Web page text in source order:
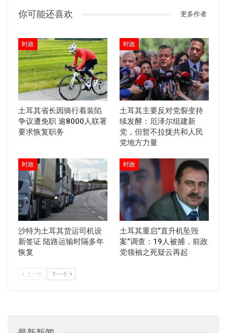
你可能还喜欢 更多作者
时政
土耳其省长因骑行着装陷
争议遭免职 逾8000人联署
要求恢复职务
时政
土耳其主要反对党裂变持
续发酵：厄泽尔组建新
党，但暂不拉拢共和人民
党地方力量
时政
沙特为土耳其货运司机设
新签证 陆路运输时隔多年
恢复
时政
土耳其重启“直升机坠毁
案”调查：19人被捕，前政
党领袖之死疑云再起
上一个 下一个